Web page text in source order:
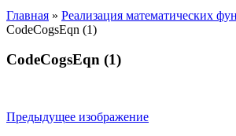
Главная » Реализация математических
CodeCogsEqn (1)
CodeCogsEqn (1)
Предыдущее изображение